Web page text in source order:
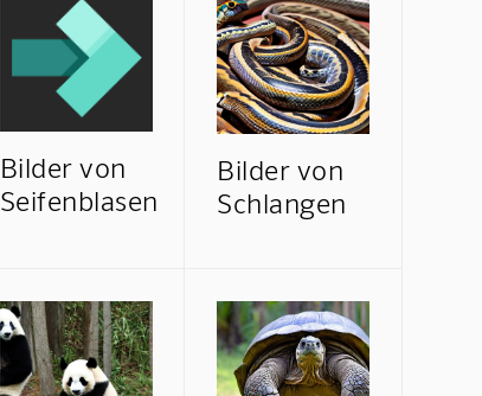
Bilder von
Seifenblasen
Bilder von
Schlangen